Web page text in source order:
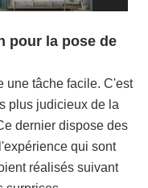
pour la pose de
une tâche facile. C'est
plus judicieux de la
dernier dispose des
qui sont
réalisés suivant